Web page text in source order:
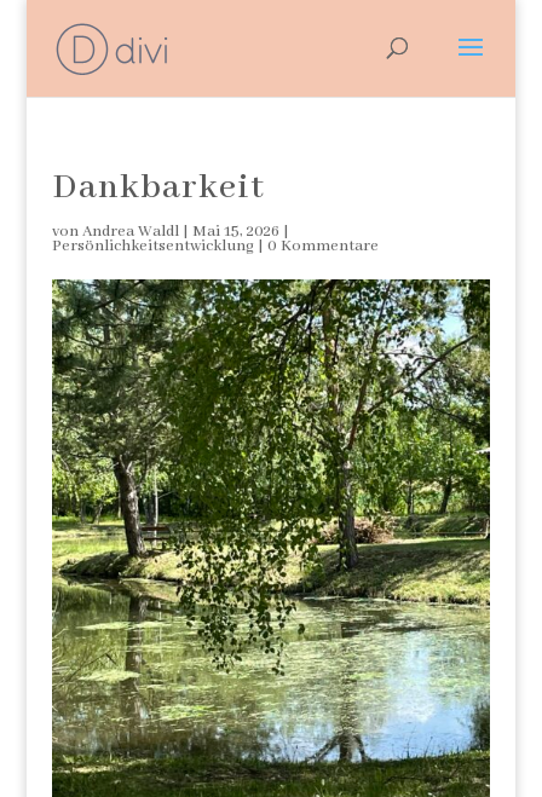
Dankbarkeit
vonAndrea Waldl| Mai 15, 2026 |
Persönlichkeitsentwicklung| 0 Kommentare